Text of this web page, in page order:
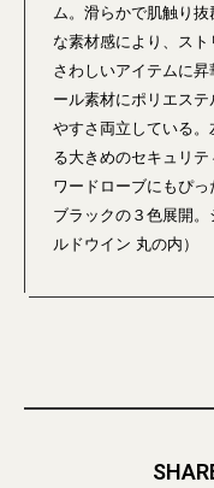
ム。滑らかで肌触り
な素材感により、ス
さわしいアイテムに
ール素材にポリエス
やすさ両立している
る大きめのセキュリ
ワードローブにもぴっ
ブラックの３色展開
ルドウイン 丸の内）